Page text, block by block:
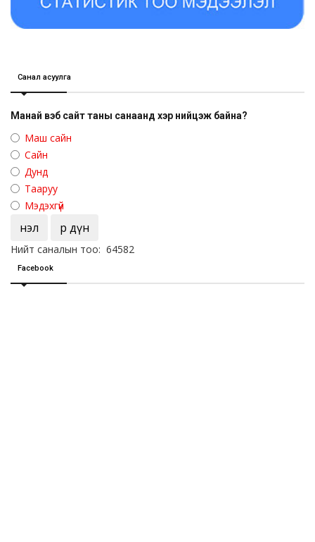
Санал асуулга
Манай вэб сайт таны санаанд хэр нийцэж байна?
Маш сайн
Сайн
Дунд
Тааруу
Мэдэхгүй
Үнэл Үр дүн
Нийт саналын тоо: 64582
Facebook